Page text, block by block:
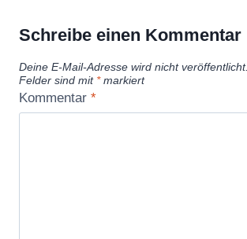
Schreibe einen Kommentar
Deine E-Mail-Adresse wird nicht veröffentlicht.
Felder sind mit *markiert
Kommentar *